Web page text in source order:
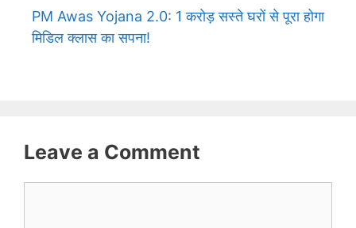
PM Awas Yojana 2.0: 1 करोड़ सस्ते घरों से पूरा होगा
मिडिल क्लास का सपना!
Leave a Comment